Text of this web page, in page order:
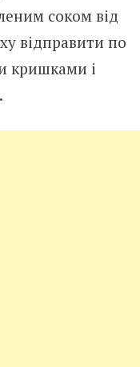
соком від
відправити по
кришками і